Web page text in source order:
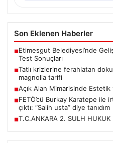
Son Eklenen Haberler
■Etimesgut Belediyesi’nde
Test Sonuçları
■Tatlı krizlerine ferahlatan
magnolia tarifi
■Açık Alan Mimarisinde
■FETÖ’cü Burkay Karatepe ile
çıktı: “Salih usta” diye tanıdım
■T.C.ANKARA 2. SULH HUKUK